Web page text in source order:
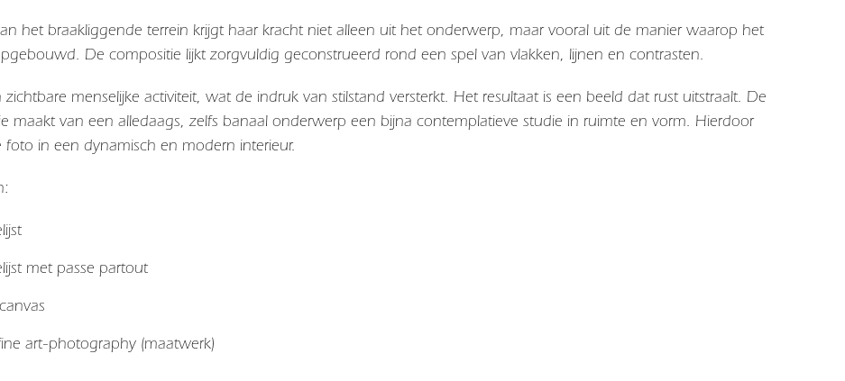
het braakliggende terrein krijgt haar kracht niet alleen uit het onderwerp, maar vooral uit de manier waarop het
De compositie lijkt zorgvuldig geconstrueerd rond een spel van vlakken, lijnen en contrasten.
zichtbare menselijke activiteit, wat de indruk van stilstand versterkt. Het resultaat is een beeld dat rust uitstraalt. De
maakt van een alledaags, zelfs banaal onderwerp een bijna contemplatieve studie in ruimte en vorm. Hierdoor
foto in een dynamisch en modern interieur.
met passe partout
art-photography (maatwerk)